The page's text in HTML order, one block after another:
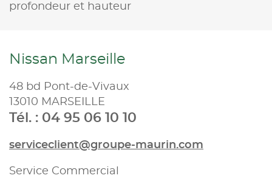
profondeur et hauteur
Nissan Marseille
48 bd Pont-de-Vivaux
13010 MARSEILLE
Tél. : 04 95 06 10 10
serviceclient@groupe-maurin.com
Service Commercial